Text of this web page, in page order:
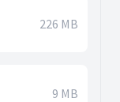
226 MB
9 MB